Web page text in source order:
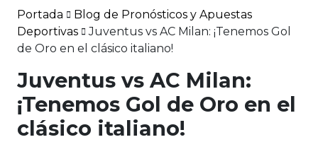
Portada
Blog de Pronósticos y Apuestas
Deportivas
Juventus vs AC Milan: ¡Tenemos Gol
de Oro en el clásico italiano!
Juventus vs AC Milan:
¡Tenemos Gol de Oro en el
clásico italiano!